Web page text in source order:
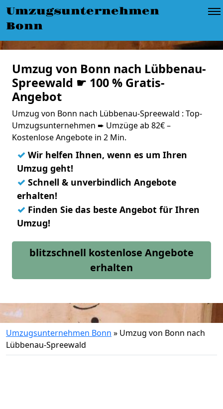
Umzugsunternehmen
Bonn
Umzug von Bonn nach Lübbenau-
Spreewald ☛ 100 % Gratis-
Angebot
Umzug von Bonn nach Lübbenau-Spreewald : Top-
Umzugsunternehmen ➨ Umzüge ab 82€ –
Kostenlose Angebote in 2 Min.
✓ Wir helfen Ihnen, wenn es um Ihren
Umzug geht!
✓ Schnell & unverbindlich Angebote
erhalten!
✓ Finden Sie das beste Angebot für Ihren
Umzug!
blitzschnell kostenlose Angebote
erhalten
Umzugsunternehmen Bonn » Umzug von Bonn nach
Lübbenau-Spreewald